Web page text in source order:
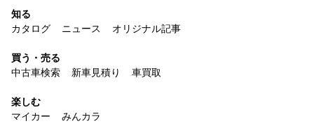
知る
カタログ
ニュース オリジナル記事
買う・売る
中古車検索
新車見積り 車買取
楽しむ
マイカー
みんカラ